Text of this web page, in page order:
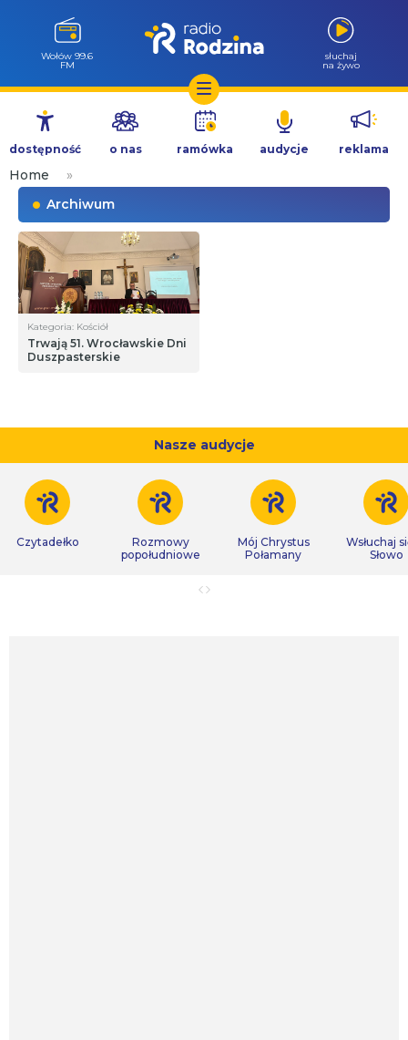
Przejdź
treści
Wołów 99.6
FM
słuchaj
na żywo
dostępność o nas ramówka audycje reklama
Home
»
Archiwum
Kategoria: Kościół
Trwają 51. Wrocławskie Dni
Duszpasterskie
Nasze audycje
Czytadełko
Rozmowy
popołudniowe
Mój Chrystus
Połamany
Wsłuchaj
Słowo